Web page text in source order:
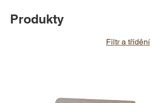
Produkty
Filtr a třídění